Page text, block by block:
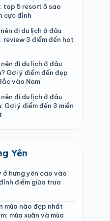
top 5 resort 5 sao
cực đỉnh
đi du lịch ở đâu
review 3 điểm đến hot
đi du lịch ở đâu
Gợi ý điểm đến đẹp
vào Nam
đi du lịch ở đâu
Gợi ý điểm đến 3 miền
Yên
ở hưng yên cao vào
điểm giữa trưa
mùa nào đẹp nhất
mùa xuân và mùa